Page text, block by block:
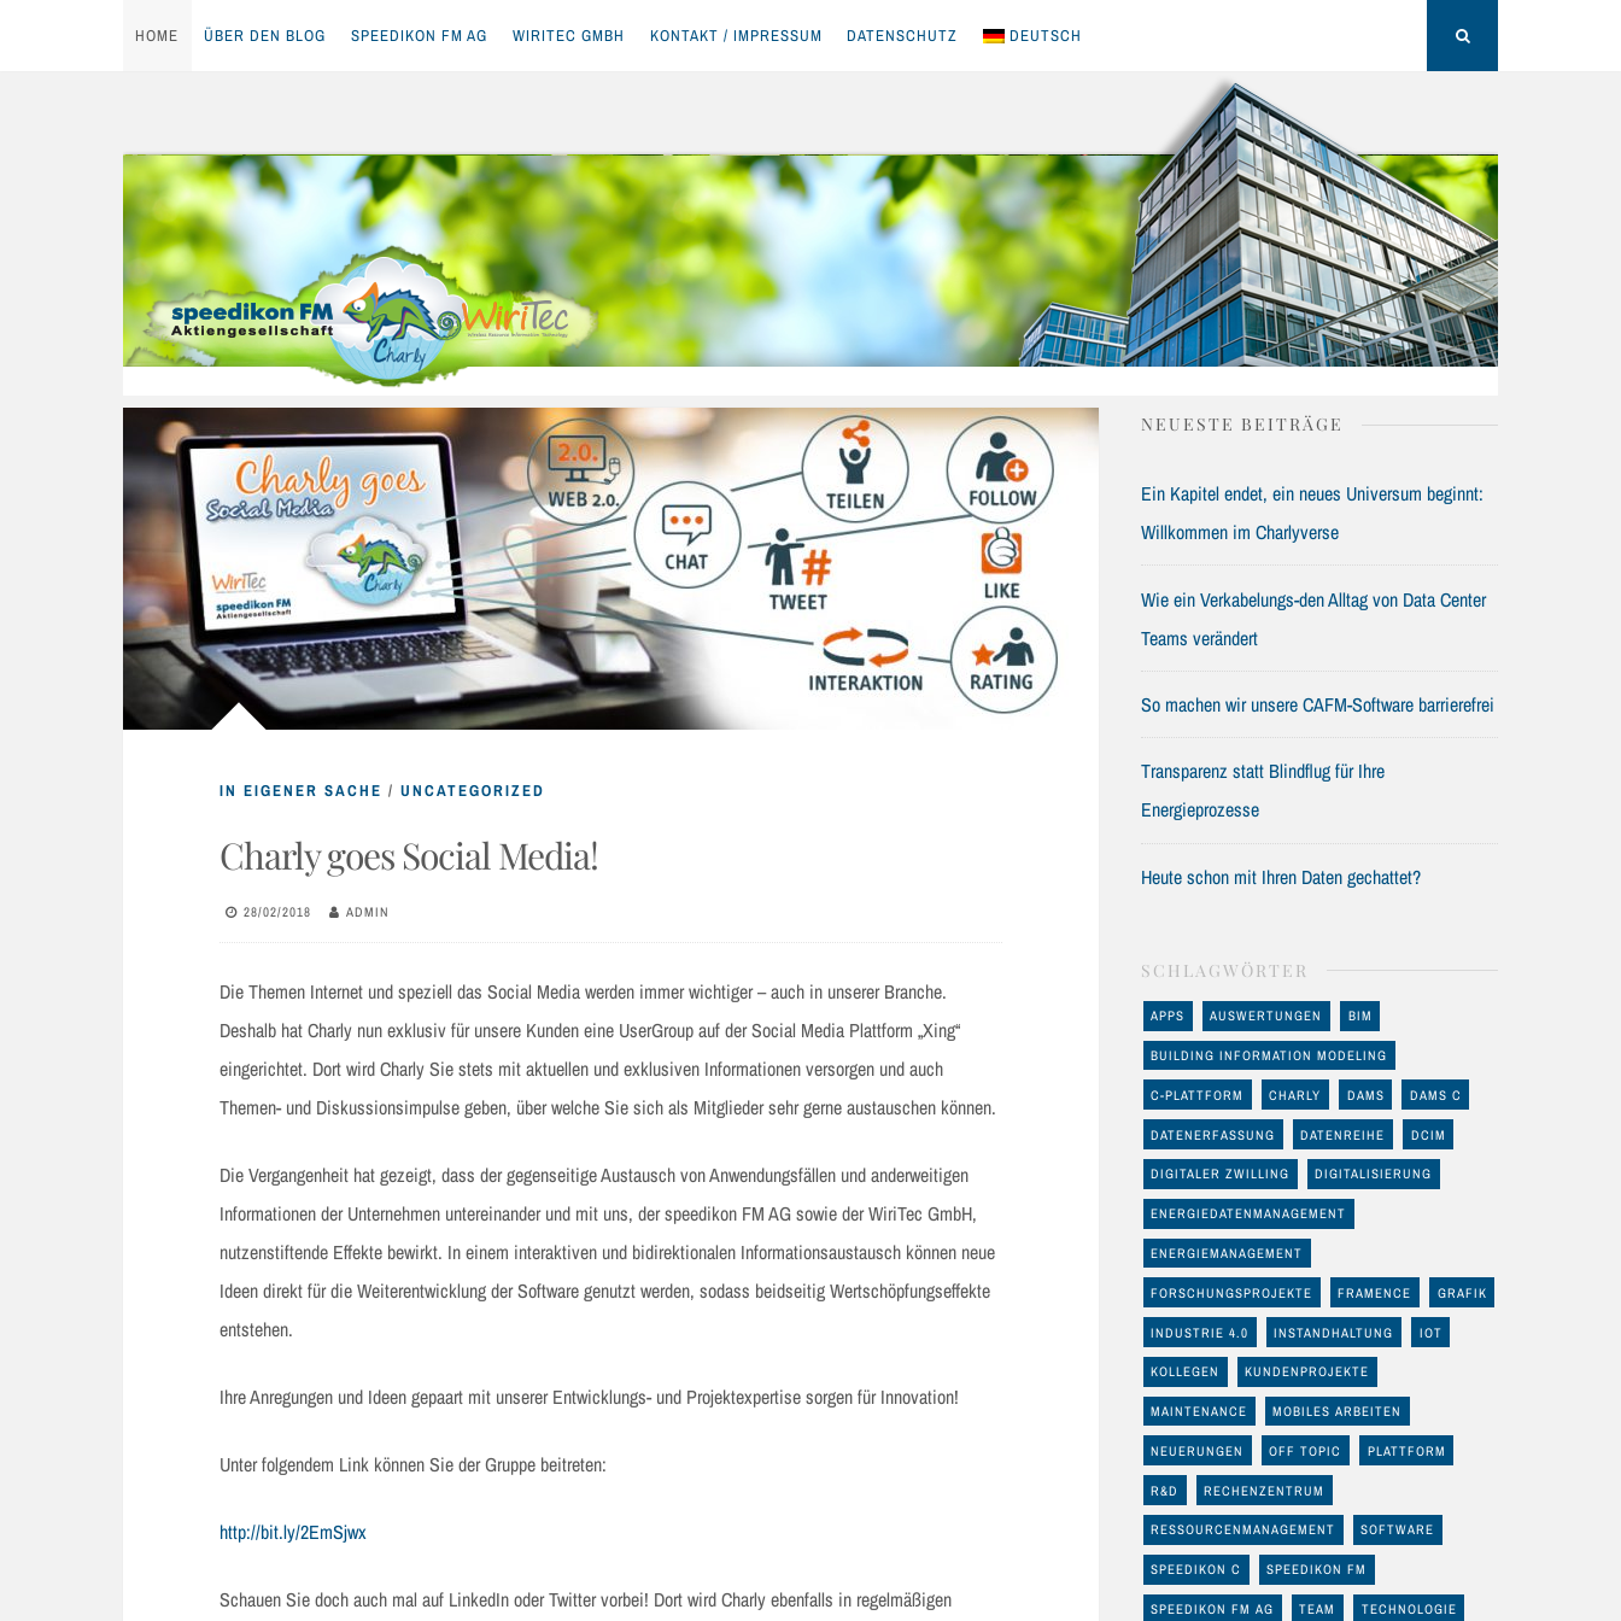
content
HOME ÜBER DEN BLOG SPEEDIKON FM AG WIRITEC GMBH KONTAKT / IMPRESSUM DATENSCHUTZ DEUTSCH
IN EIGENER SACHE / UNCATEGORIZED
Charly goes Social Media!
28/02/2018 ADMIN
Die Themen Internet und speziell das Social Media werden immer wichtiger – auch in unserer Branche.
Deshalb hat Charly nun exklusiv für unsere Kunden eine UserGroup auf der Social Media Plattform „Xing“
eingerichtet. Dort wird Charly Sie stets mit aktuellen und exklusiven Informationen versorgen und auch
Themen- und Diskussionsimpulse geben, über welche Sie sich als Mitglieder sehr gerne austauschen können.
Die Vergangenheit hat gezeigt, dass der gegenseitige Austausch von Anwendungsfällen und anderweitigen
Informationen der Unternehmen untereinander und mit uns, der speedikon FM AG sowie der WiriTec GmbH,
nutzenstiftende Effekte bewirkt. In einem interaktiven und bidirektionalen Informationsaustausch können neue
Ideen direkt für die Weiterentwicklung der Software genutzt werden, sodass beidseitig Wertschöpfungseffekte
entstehen.
Ihre Anregungen und Ideen gepaart mit unserer Entwicklungs- und Projektexpertise sorgen für Innovation!
Unter folgendem Link können Sie der Gruppe beitreten:
http://bit.ly/2EmSjwx
Schauen Sie doch auch mal auf LinkedIn oder Twitter vorbei! Dort wird Charly ebenfalls in regelmäßigen
NEUESTE BEITRÄGE
Ein Kapitel endet, ein neues Universum beginnt:
Willkommen im Charlyverse
Wie ein Verkabelungs-den Alltag von Data Center
Teams verändert
So machen wir unsere CAFM-Software barrierefrei
Transparenz statt Blindflug für Ihre
Energieprozesse
Heute schon mit Ihren Daten gechattet?
SCHLAGWÖRTER
APPS AUSWERTUNGEN BIM
BUILDING INFORMATION MODELING
C-PLATTFORM CHARLY DAMS DAMS C
DATENERFASSUNG DATENREIHE DCIM
DIGITALER ZWILLING DIGITALISIERUNG
ENERGIEDATENMANAGEMENT
ENERGIEMANAGEMENT
FORSCHUNGSPROJEKTE FRAMENCE GRAFIK
INDUSTRIE 4.0 INSTANDHALTUNG IOT
KOLLEGEN KUNDENPROJEKTE
MAINTENANCE MOBILES ARBEITEN
NEUERUNGEN OFF TOPIC PLATTFORM
R&D RECHENZENTRUM
RESSOURCENMANAGEMENT SOFTWARE
SPEEDIKON C SPEEDIKON FM
SPEEDIKON FM AG TEAM TECHNOLOGIE